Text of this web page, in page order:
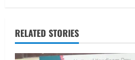
a
v
RELATED STORIES